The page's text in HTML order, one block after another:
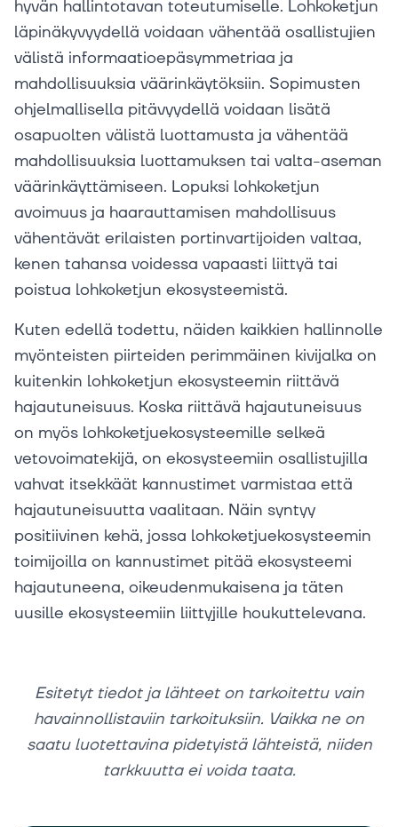
hyvän hallintotavan toteutumiselle. Lohkoketjun
läpinäkyvyydellä voidaan vähentää osallistujien
välistä informaatioepäsymmetriaa ja
mahdollisuuksia väärinkäytöksiin. Sopimusten
ohjelmallisella pitävyydellä voidaan lisätä
osapuolten välistä luottamusta ja vähentää
mahdollisuuksia luottamuksen tai valta-aseman
väärinkäyttämiseen. Lopuksi lohkoketjun
avoimuus ja haarauttamisen mahdollisuus
vähentävät erilaisten portinvartijoiden valtaa,
kenen tahansa voidessa vapaasti liittyä tai
poistua lohkoketjun ekosysteemistä.
Kuten edellä todettu, näiden kaikkien hallinnolle
myönteisten piirteiden perimmäinen kivijalka on
kuitenkin lohkoketjun ekosysteemin riittävä
hajautuneisuus. Koska riittävä hajautuneisuus
on myös lohkoketjuekosysteemille selkeä
vetovoimatekijä, on ekosysteemiin osallistujilla
vahvat itsekkäät kannustimet varmistaa että
hajautuneisuutta vaalitaan. Näin syntyy
positiivinen kehä, jossa lohkoketjuekosysteemin
toimijoilla on kannustimet pitää ekosysteemi
hajautuneena, oikeudenmukaisena ja täten
uusille ekosysteemiin liittyjille houkuttelevana.
Esitetyt tiedot ja lähteet on tarkoitettu vain
havainnollistaviin tarkoituksiin. Vaikka ne on
saatu luotettavina pidetyistä lähteistä, niiden
tarkkuutta ei voida taata.